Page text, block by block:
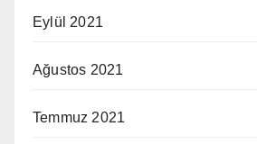
Eylül 2021
Ağustos 2021
Temmuz 2021